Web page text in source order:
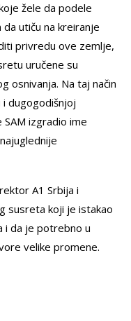
žele da podele
utiču na kreiranje
privredu ove zemlje,
uručene su
osnivanja. Na taj način
i dugogodišnjoj
izgradio ime
A1 Srbija i
susreta koji je istakao
i da je potrebno u
velike promene.